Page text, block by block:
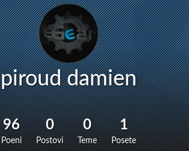
piroud damien
96
Poeni
0
Postovi
0
Teme
1
Posete